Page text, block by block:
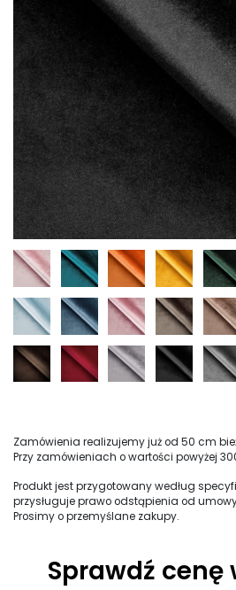
Zamówienia realizujemy już od 50 cm
Przy zamówieniach o wartości powyżej
Produkt jest przygotowany według
przysługuje prawo odstąpienia od
Prosimy o przemyślane zakupy.
Sprawdź cenę